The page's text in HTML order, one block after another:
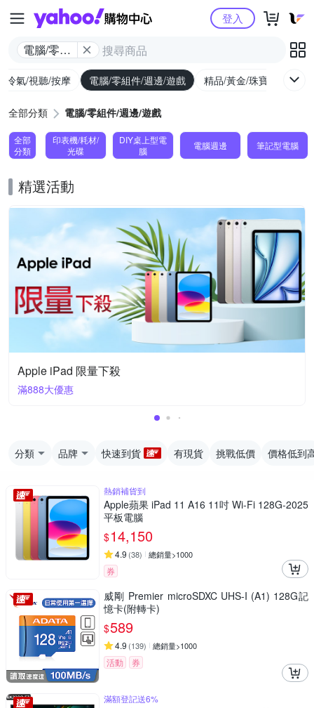
Yahoo購物中心
電腦/零組
戲
登入
/冷氣/視聽/按摩 電腦/零組件/週邊/遊戲 精品/黃金/珠寶/手錶
全部分類 電腦/零組件/週邊/遊戲
全部
分類
印表機/耗材/
光碟
DIY桌上型電
腦
電腦週邊 筆記型電腦
精選活動
Apple iPad 限量下殺
滿888大優惠
分類 品牌 快速到貨 有現貨 挑戰低價 價格低到
熱銷補貨到
Apple蘋果 iPad 11 A16 11吋 Wi-Fi 128G-2025
平板電腦
$14,150
4.9 (38) 總銷量>1000
券
威剛 Premier microSDXC UHS-I (A1) 128G記
憶卡(附轉卡)
$589
4.9 (139) 總銷量>1000
活動 券
滿額登記送6%